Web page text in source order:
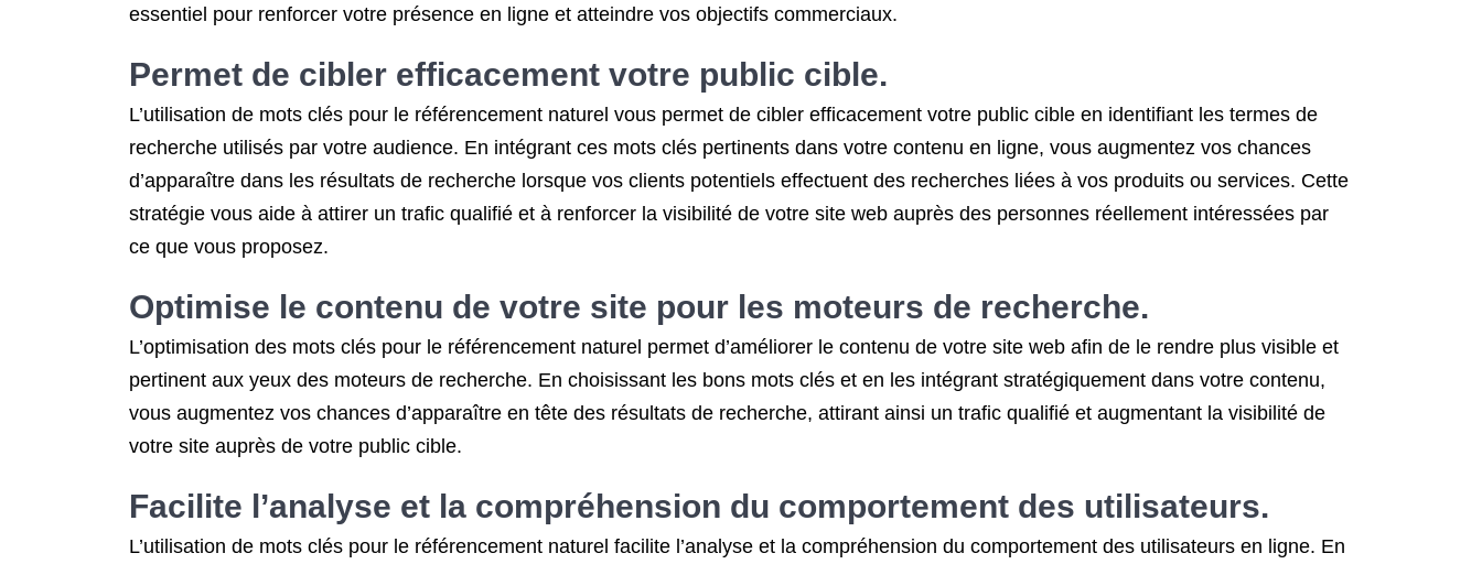
essentiel pour renforcer votre présence en ligne et atteindre vos objectifs commerciaux.
Permet de cibler efficacement votre public cible.
L’utilisation de mots clés pour le référencement naturel vous permet de cibler efficacement votre public cible en identifiant les termes de
recherche utilisés par votre audience. En intégrant ces mots clés pertinents dans votre contenu en ligne, vous augmentez vos chances
d’apparaître dans les résultats de recherche lorsque vos clients potentiels effectuent des recherches liées à vos produits ou services. Cette
stratégie vous aide à attirer un trafic qualifié et à renforcer la visibilité de votre site web auprès des personnes réellement intéressées par
ce que vous proposez.
Optimise le contenu de votre site pour les moteurs de recherche.
L’optimisation des mots clés pour le référencement naturel permet d’améliorer le contenu de votre site web afin de le rendre plus visible et
pertinent aux yeux des moteurs de recherche. En choisissant les bons mots clés et en les intégrant stratégiquement dans votre contenu,
vous augmentez vos chances d’apparaître en tête des résultats de recherche, attirant ainsi un trafic qualifié et augmentant la visibilité de
votre site auprès de votre public cible.
Facilite l’analyse et la compréhension du comportement des utilisateurs.
L’utilisation de mots clés pour le référencement naturel facilite l’analyse et la compréhension du comportement des utilisateurs en ligne. En